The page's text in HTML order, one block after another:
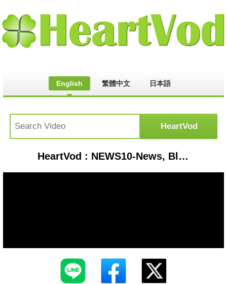
English 繁體中文 日本語
HeartVod : NEWS10-News, Blog & Magazine WordPress Theme